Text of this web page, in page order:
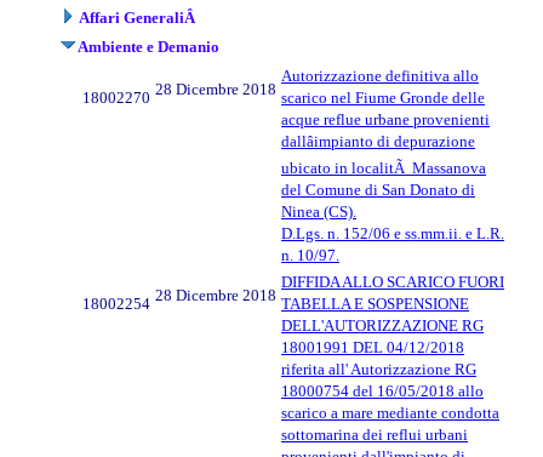
Affari GeneraliÂ
Ambiente e Demanio
18002270 28 Dicembre 2018
Autorizzazione definitiva allo
scarico nel Fiume Gronde delle
acque reflue urbane provenienti
dallâimpianto di depurazione
ubicato in localitÃ Massanova
del Comune di San Donato di
Ninea (CS).
D.Lgs. n. 152/06 e ss.mm.ii. e L.R.
n. 10/97.
18002254 28 Dicembre 2018
DIFFIDA ALLO SCARICO FUORI
TABELLA E SOSPENSIONE
DELL'AUTORIZZAZIONE RG
18001991 DEL 04/12/2018
riferita all' Autorizzazione RG
18000754 del 16/05/2018 allo
scarico a mare mediante condotta
sottomarina dei reflui urbani